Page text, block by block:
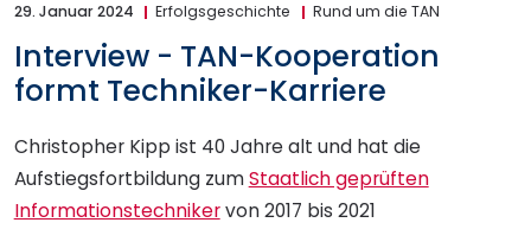
29. Januar 2024 Erfolgsgeschichte Rund um die TAN
Interview - TAN-Kooperation
formt Techniker-Karriere
Christopher Kipp ist 40 Jahre alt und hat die
Aufstiegsfortbildung zumStaatlich geprüften
Informationstechnikervon 2017 bis 2021